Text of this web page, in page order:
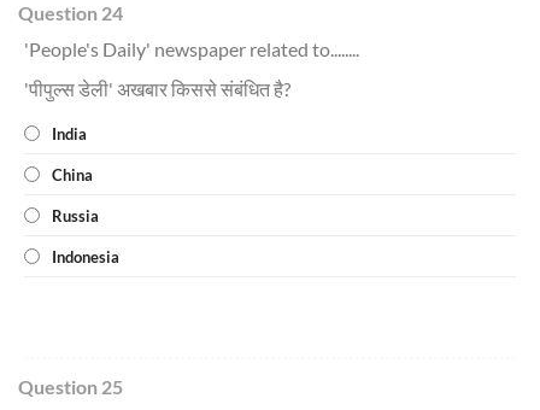
Question 24
'People's Daily' newspaper related to........
'पीपुल्स डेली' अखबार किससे संबंधित है?
India
China
Russia
Indonesia
Question 25